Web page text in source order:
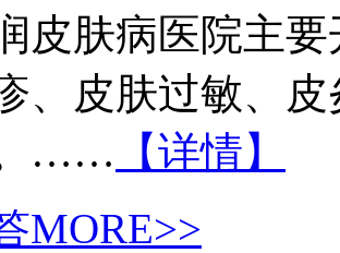
皮肤病医院主
、皮肤过敏、
…… 【详情】
MORE>>